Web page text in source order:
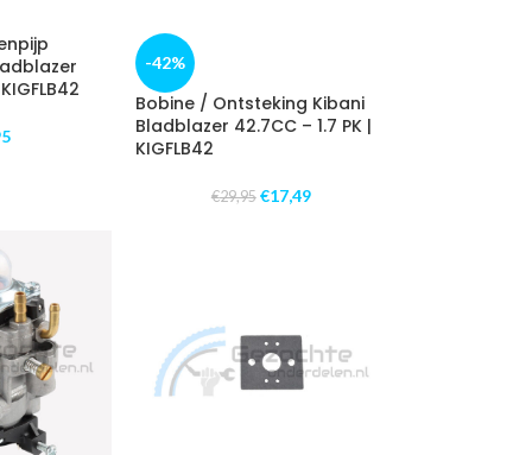
-42%
Bobine / Ontsteking Kibani
Bladblazer 42.7CC – 1.7 PK |
KIGFLB42
€29,95 €17,49